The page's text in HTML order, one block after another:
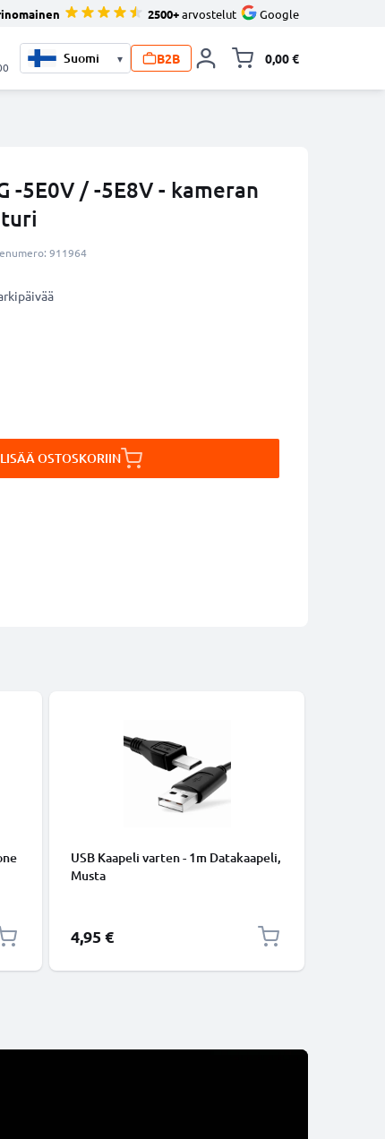
2500+arvostelut Google
▾ B2B 0,00 €
-5E0V / -5E8V - kameran
911964
LISÄÄ OSTOSKORIIN
USB Kaapeli varten - 1m Datakaapeli,
Musta
4,95 €